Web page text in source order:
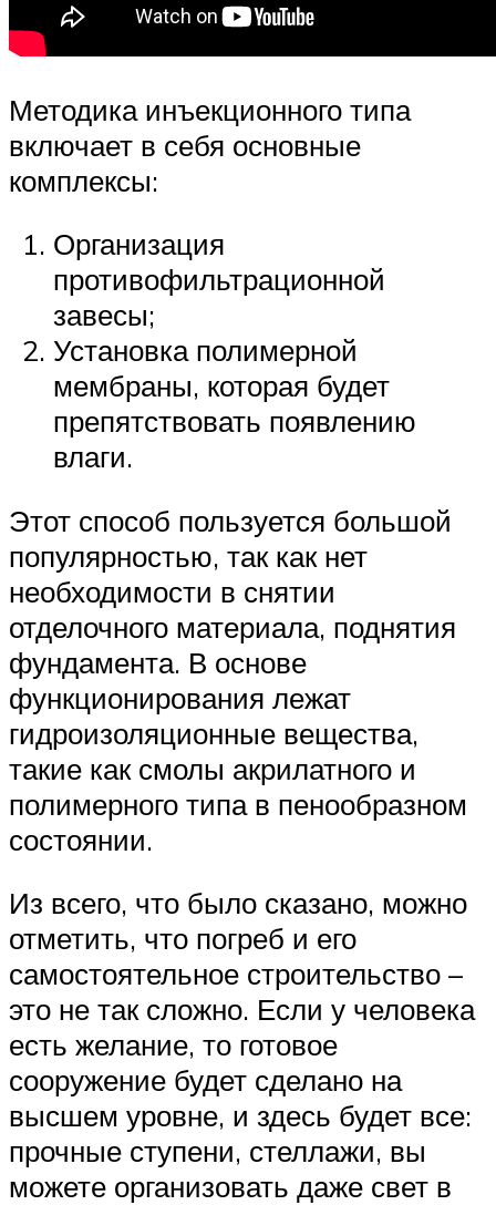
Методика инъекционного типа
включает в себя основные
комплексы:
Организация
противофильтрационной
завесы;
Установка полимерной
мембраны, которая будет
препятствовать появлению
влаги.
Этот способ пользуется большой
популярностью, так как нет
необходимости в снятии
отделочного материала, поднятия
фундамента. В основе
функционирования лежат
гидроизоляционные вещества,
такие как смолы акрилатного и
полимерного типа в пенообразном
состоянии.
Из всего, что было сказано, можно
отметить, что погреб и его
самостоятельное строительство –
это не так сложно. Если у человека
есть желание, то готовое
сооружение будет сделано на
высшем уровне, и здесь будет все:
прочные ступени, стеллажи, вы
можете организовать даже свет в